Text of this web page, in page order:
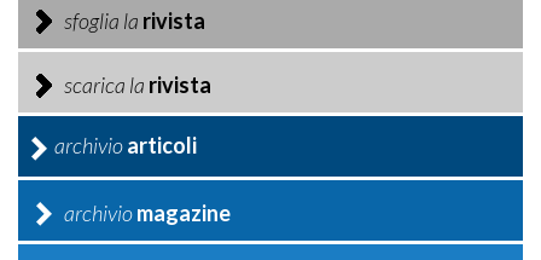
sfoglia la rivista
scarica la rivista
archivioarticoli
archiviomagazine